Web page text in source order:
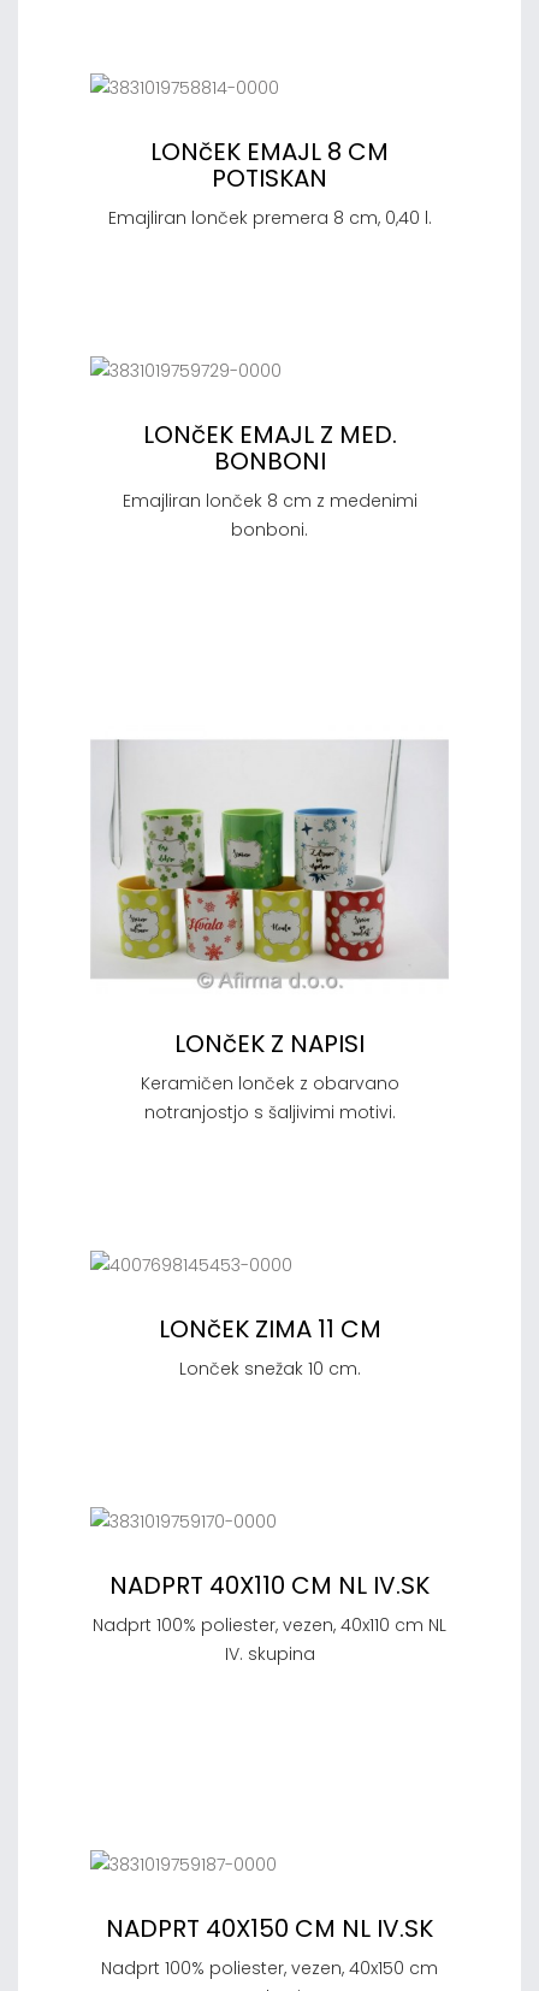
LONčEK EMAJL 8 CM
POTISKAN
Emajliran lonček premera 8 cm, 0,40 l.
LONčEK EMAJL Z MED.
BONBONI
Emajliran lonček 8 cm z medenimi
bonboni.
LONčEK Z NAPISI
Keramičen lonček z obarvano
notranjostjo s šaljivimi motivi.
LONčEK ZIMA 11 CM
Lonček snežak 10 cm.
NADPRT 40X110 CM NL IV.SK
Nadprt 100% poliester, vezen, 40x110 cm NL
IV. skupina
NADPRT 40X150 CM NL IV.SK
Nadprt 100% poliester, vezen, 40x150 cm